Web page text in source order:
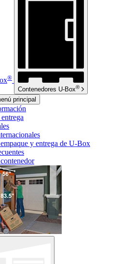
®
Contenedores U-Box®
principal
y entrega de U-Box